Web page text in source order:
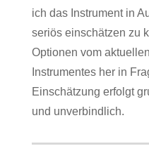
ich das Instrument in
seriös einschätzen zu
Optionen vom
Instrumentes her in
Einschätzung erfolgt
und unverbindlich.